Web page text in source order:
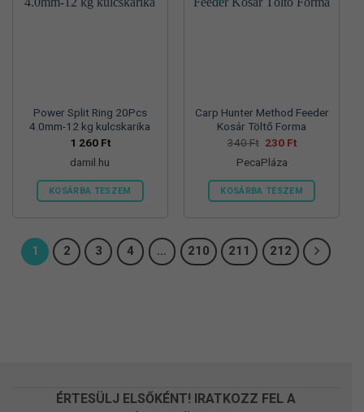
Power Split Ring 20Pcs
4.0mm-12 kg kulcskarika
1 260 Ft
damil.hu
KOSÁRBA TESZEM
Carp Hunter Method Feeder
Kosár Töltő Forma
340Ft Original
was:
230 FtCurrent
PecaPláza
KOSÁRBA TESZEM
terméknek
több
ki
1 2 3 4 … 210 211 212
ÉRTESÜLJ ELSŐKÉNT! IRATKOZZ FEL A